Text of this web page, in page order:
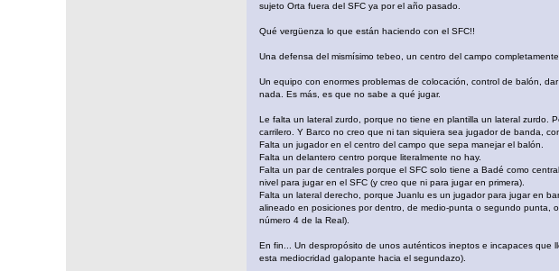
sujeto Orta fuera del SFC ya por el año pasado.
Qué vergüenza lo que están haciendo con el SFC!!
Una defensa del mismísimo tebeo, un centro del campo
Un equipo con enormes problemas de colocación, control de balón,
nada. Es más, es que no sabe a qué jugar.
Le falta un lateral zurdo, porque no tiene en plantilla un lateral zurdo.
carrilero. Y Barco no creo que ni tan siquiera sea jugador de banda,
Falta un jugador en el centro del campo que sepa manejar el balón.
Falta un delantero centro porque literalmente no hay.
Falta un par de centrales porque el SFC solo tiene a Badé como
nivel para jugar en el SFC (y creo que ni para jugar en primera).
Falta un lateral derecho, porque Juanlu es un jugador para jugar en
alineado en posiciones por dentro, de medio-punta o segundo punta,
número 4 de la Real).
En fin... Un despropósito de unos auténticos ineptos e incapaces que
esta mediocridad galopante hacia el segundazo).